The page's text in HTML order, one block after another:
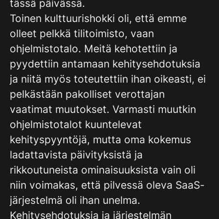
tässä päivässä.
Toinen kulttuurishokki oli, että emme
olleet pelkkä tilitoimisto, vaan
ohjelmistotalo. Meitä kehotettiin ja
pyydettiin antamaan kehitysehdotuksia
ja niitä myös toteutettiin ihan oikeasti, ei
pelkästään pakolliset verottajan
vaatimat muutokset. Varmasti muutkin
ohjelmistotalot kuuntelevat
kehityspyyntöjä, mutta oma kokemus
ladattavista päivityksistä ja
rikkoutuneista ominaisuuksista vain oli
niin voimakas, että pilvessä oleva SaaS-
järjestelmä oli ihan unelma.
Kehitysehdotuksia ja järjestelmän